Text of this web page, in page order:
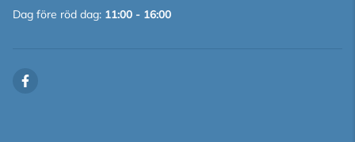
Dag före röd dag: 11:00 - 16:00